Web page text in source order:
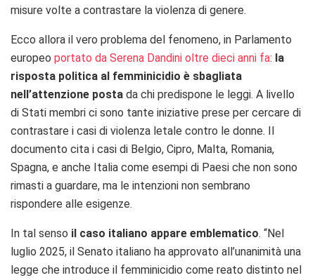
misure volte a contrastare la violenza di genere.
Ecco allora il vero problema del fenomeno, in Parlamento
europeo portato da Serena Dandini oltre dieci anni fa: la
risposta politica al femminicidio è sbagliata
nell’attenzione posta da chi predispone le leggi. A livello
di Stati membri ci sono tante iniziative prese per cercare di
contrastare i casi di violenza letale contro le donne. Il
documento cita i casi di Belgio, Cipro, Malta, Romania,
Spagna, e anche Italia come esempi di Paesi che non sono
rimasti a guardare, ma le intenzioni non sembrano
rispondere alle esigenze.
In tal senso il caso italiano appare emblematico. “Nel
luglio 2025, il Senato italiano ha approvato all’unanimità una
legge che introduce il femminicidio come reato distinto nel